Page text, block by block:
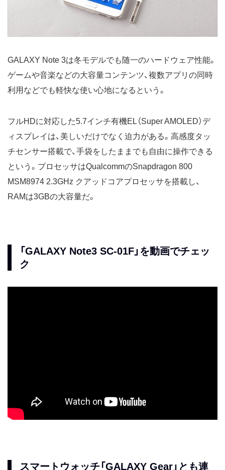
GALAXY Note 3は冬モデルでも随一のハードウェア性能。
ゲームや音楽などの大容量コンテンツ、複数アプリの同時
利用などでも軽快な使い心地になるという。
フルHDに対応した5.7インチ有機EL（Super AMOLED）デ
ィスプレイは、美しいだけでなく迫力がある。高感度タッ
チセンサー搭載で、手袋をしたままでも自由に操作できる
という。プロセッサはQualcommのSnapdragon 800
MSM8974 2.3GHz クアッドコアプロセッサを搭載し、
RAMは3GBの大容量だ。
「GALAXY Note3 SC-01F」を動画でチェッ
ク
スマートウォッチ「GALAXY Gear」とも連